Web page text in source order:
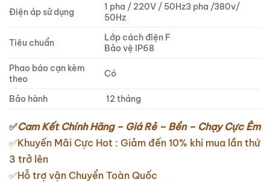
Điện áp sử dụng
1 pha / 220V / 50Hz3 pha /380v/
50Hz
Tiêu chuẩn
Lớp cách điện F
Bảo vệ IP68
Phao báo cạn kèm
theo
Có
Bảo hành 12 tháng
✅Cam Kết Chính Hãng – Giá Rẻ – Bền – Chạy Cực Êm
✅Khuyến Mãi Cực Hot : Giảm đến 10% khi mua lần thứ
3 trở lên
✅Hỗ trợ vận Chuyển Toàn Quốc